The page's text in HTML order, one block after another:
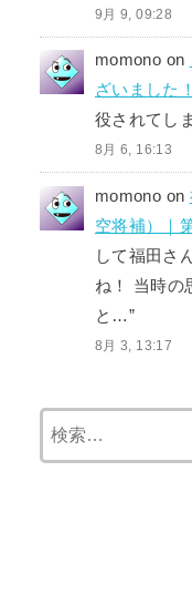
9月 9, 09:28
momono on
ざいました！
役されてし
8月 6, 16:13
momono on
空将補）｜
して福田さ
ね！ 当時の
と…”
8月 3, 13:17